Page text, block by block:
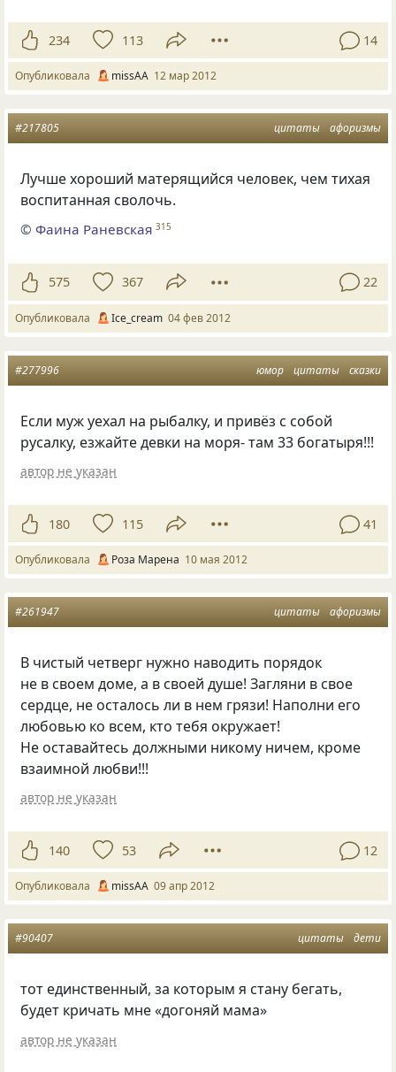
234 113 14
Опубликовала missAA 12 мар 2012
цитаты афоризмы
#217805
Лучше хороший матерящийся человек, чем тихая
воспитанная сволочь.
©Фаина Раневская 315
575 367 22
Опубликовала Ice_cream 04 фев 2012
юмор цитаты сказки
#277996
Если муж уехал на рыбалку, и привёз с собой
русалку, езжайте девки на моря- там 33 богатыря!!!
автор не указан
180 115 41
Опубликовала Роза Марена 10 мая 2012
цитаты афоризмы
#261947
В чистый четверг нужно наводить порядок
не в своем доме, а в своей душе! Загляни в свое
сердце, не осталось ли в нем грязи! Наполни его
любовью ко всем, кто тебя окружает!
Не оставайтесь должными никому ничем, кроме
взаимной любви!!!
автор не указан
140 53 12
Опубликовала missAA 09 апр 2012
цитаты дети
#90407
тот единственный, за которым я стану бегать,
будет кричать мне«догоняй мама»
автор не указан